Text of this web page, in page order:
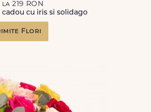
la 219 RON
cu iris si solidago
Flori